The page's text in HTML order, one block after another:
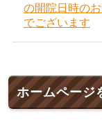
の開院日時の
でございます
ホームページ